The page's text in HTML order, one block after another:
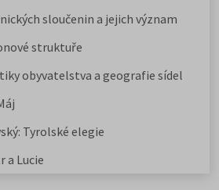
sloučenin a jejich význam
struktuře
obyvatelstva a geografie sídel
Tyrolské elegie
a Lucie